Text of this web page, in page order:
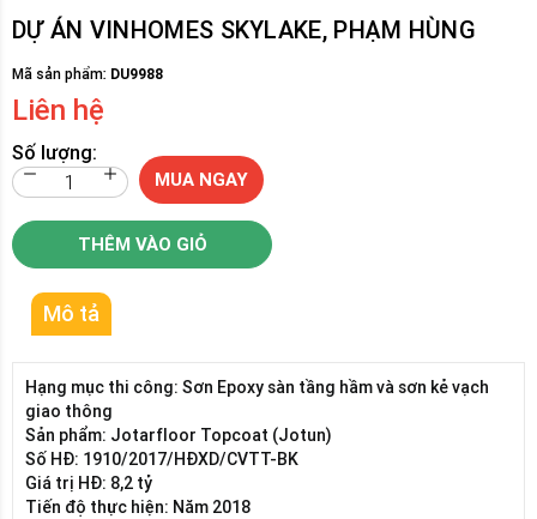
DỰ ÁN VINHOMES SKYLAKE, PHẠM HÙNG
Mã sản phẩm: DU9988
Liên hệ
Số lượng:
MUA NGAY
THÊM VÀO GIỎ
Mô tả
Hạng mục thi công: Sơn Epoxy sàn tầng hầm và sơn kẻ vạch
giao thông
Sản phẩm: Jotarfloor Topcoat (Jotun)
Số HĐ: 1910/2017/HĐXD/CVTT-BK
Giá trị HĐ: 8,2 tỷ
Tiến độ thực hiện: Năm 2018